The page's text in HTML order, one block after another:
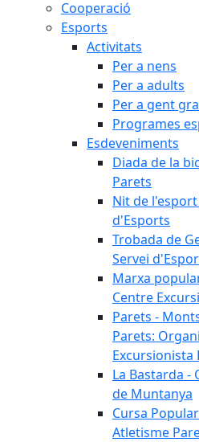
Cooperació
Esports
Activitats
Per a nens
Per a adults
Per a gent
Programes
Esdeveniments
Diada de la
Parets
Nit de
d'Esports
Trobada de
Servei
Marxa
Centre
Parets -
Parets:
Excursionista
La Bastarda -
de Muntanya
Cursa
Atletisme